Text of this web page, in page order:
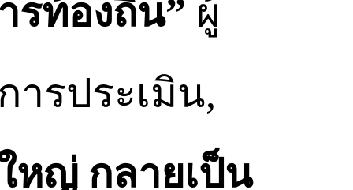
รท้องถิ่น” ผู้
รประเมิน,
หญ่ กลายเป็น